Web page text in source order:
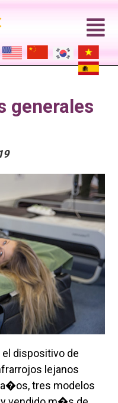
generales
dispositivo de
lejanos
tres modelos